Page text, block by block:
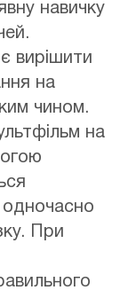
навичку
вирішити
на
чином.
на
При